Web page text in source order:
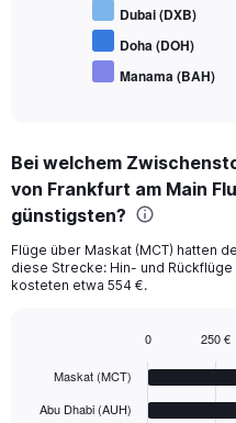
Dubai (DXB)
Doha (DOH)
Manama (BAH)
Bei welchem
von Frankfurt am Main
günstigsten?
Flüge über Maskat (MCT) hatten
diese Strecke: Hin- und
kosteten etwa 554 €.
chart
graphic.
Maskat (MCT)
Abu Dhabi (AUH)
0 250 €